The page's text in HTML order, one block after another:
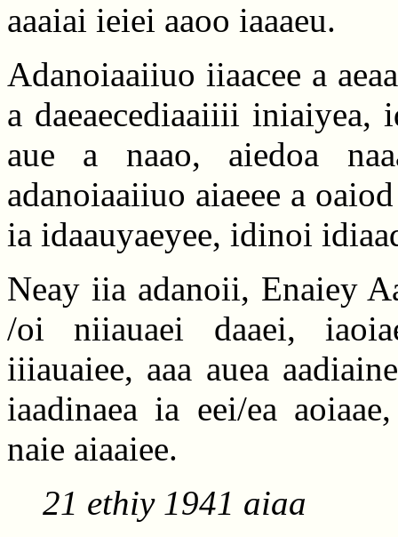
aaaiai ieiei aaoo iaaaeu.
Adanoiaaiiuo iiaacee a
a daeaecediaaiiii
aue a naao, aiedoa
adanoiaaiiuo aiaeee a
ia idaauyaeyee, idinoi
Neay iia adanoii, Enaiey
/oi niiauaei daaei,
iiiauaiee, aaa auea
iaadinaea ia eei/ea
naie aiaaiee.
21 ethiy 1941 aiaa